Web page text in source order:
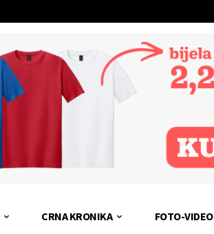
CRNA KRONIKA FOTO-VIDEO